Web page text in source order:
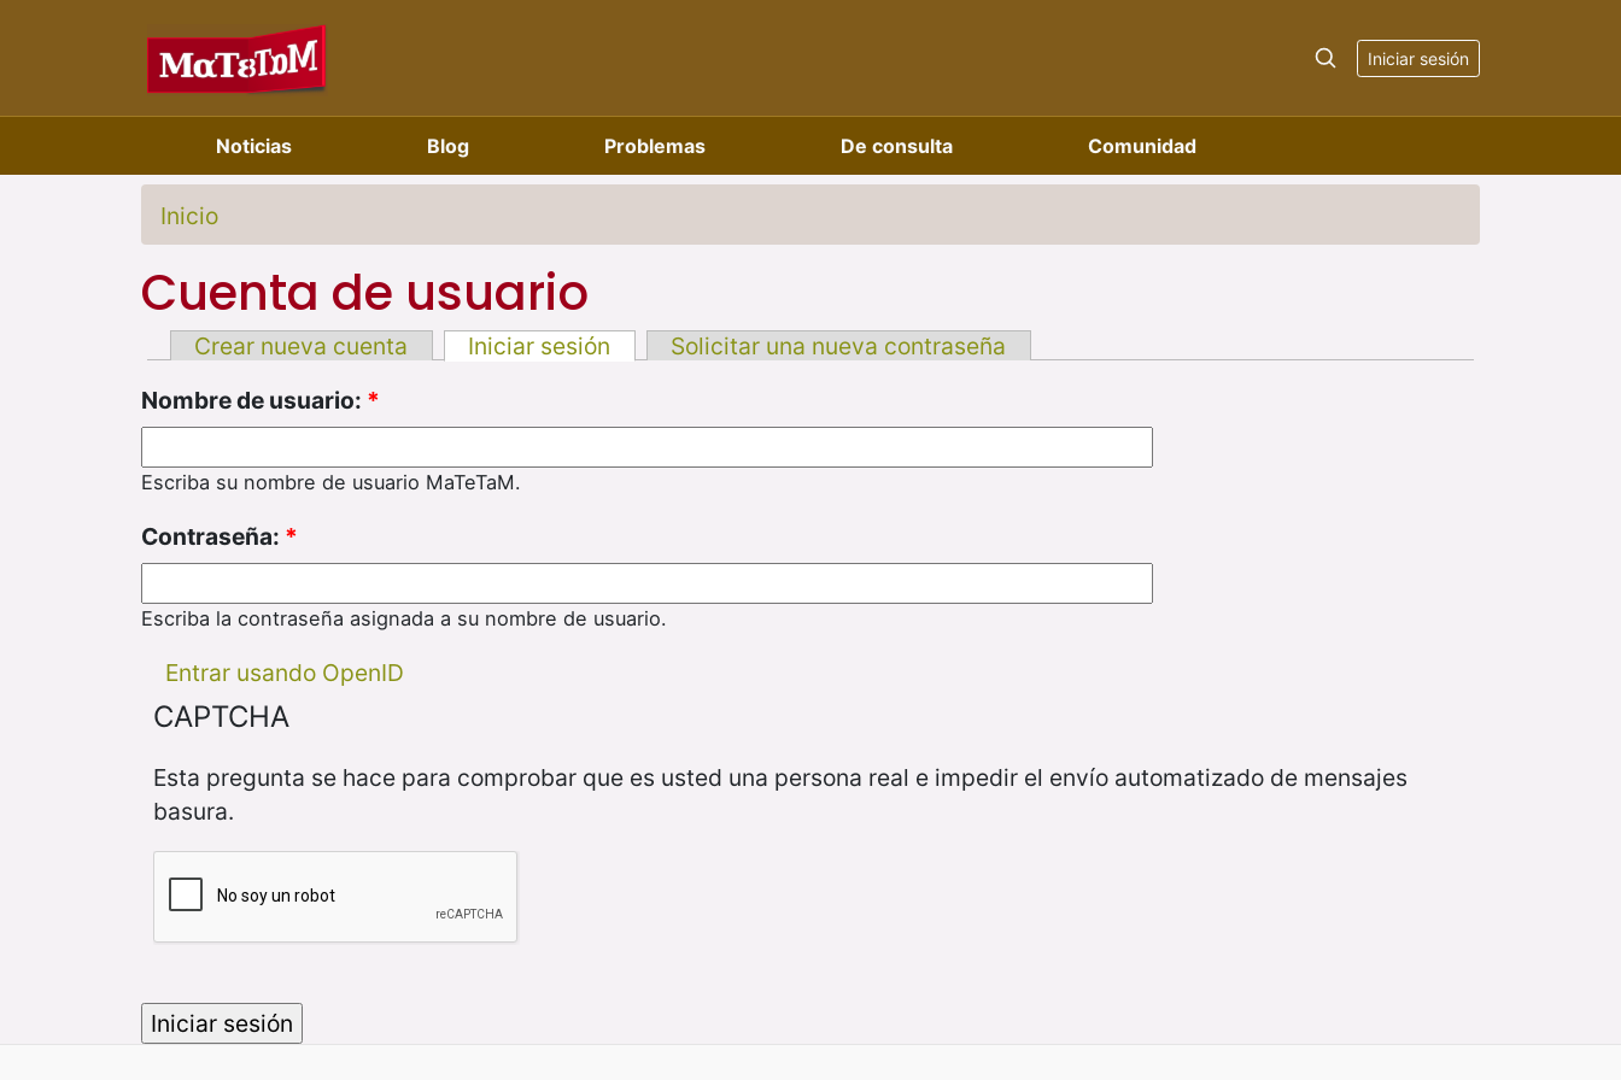
Iniciar sesión
Noticias Blog Problemas De consulta Comunidad
Inicio
Cuenta de usuario
Crear nueva cuenta Iniciar sesión
Solicitar una nueva contraseña
Nombre de usuario: *
Escriba su nombre de usuario MaTeTaM.
Contraseña: *
Escriba la contraseña asignada a su nombre de usuario.
Entrar usando OpenID
CAPTCHA
Esta pregunta se hace para comprobar que es usted una persona real e impedir el envío automatizado de mensajes
basura.